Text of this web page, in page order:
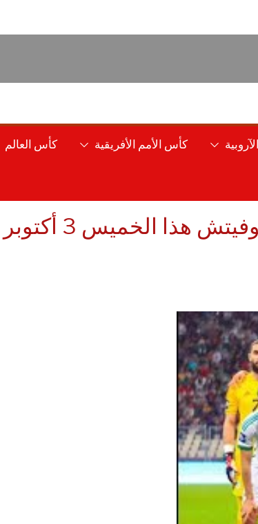
كأس الأمم الأفريقية كأس العالم